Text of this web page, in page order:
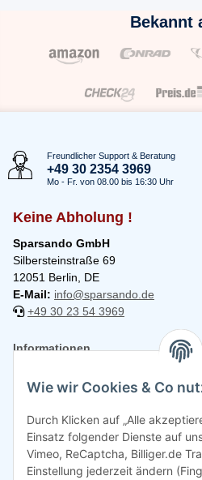
Bekannt
Freundlicher Support & Beratung
+49 30 2354 3969
Mo - Fr. von 08.00 bis 16:30 Uhr
Keine Abholung !
Sparsando GmbH
Silbersteinstraße 69
12051 Berlin, DE
E-Mail: info@sparsando.de
+49 30 23 54 3969
Informationen
Rechtliches
Wie wir Cookies & Co
Durch Klicken auf „Alle
Einsatz folgender Dienste auf
Vimeo, ReCaptcha, Billiger.de
Einstellung jederzeit ändern